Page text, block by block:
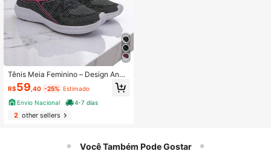
Tênis Meia Feminino – Design Anat
ômico, Calce Fácil e Conforto Ideal
Para Qualquer Ocasião.
R$59 ,40 -25% Estimado
Envio Nacional
4-7 dias
2other sellers
Você Também Pode Gostar